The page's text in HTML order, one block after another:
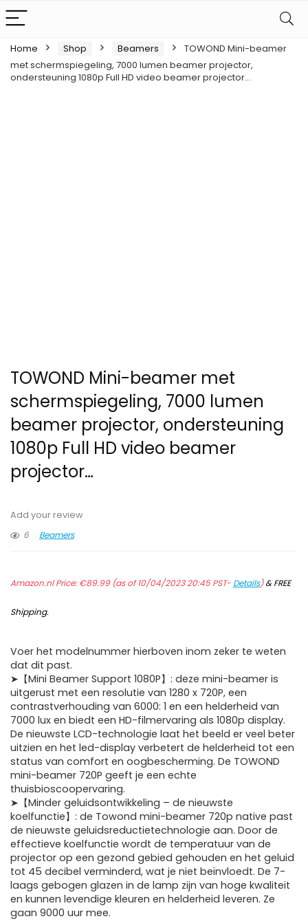
Home Shop Beamers
TOWOND Mini-beamer
met schermspiegeling, 7000 lumen beamer projector,
ondersteuning 1080p Full HD video beamer projector…
TOWOND Mini-beamer met
schermspiegeling, 7000 lumen
beamer projector, ondersteuning
1080p Full HD video beamer
projector…
Add your review
6
Beamers
Amazon.nl Price:€89.99(as of 10/04/2023 20:45 PST- Details)&FREE
Shipping.
Voer het modelnummer hierboven inom zeker te weten
dat dit past.
➤【Mini Beamer Support 1080P】: deze mini-beamer is
uitgerust met een resolutie van 1280 x 720P, een
contrastverhouding van 6000: 1 en een helderheid van
7000 lux en biedt een HD-filmervaring als 1080p display.
De nieuwste LCD-technologie laat het beeld er veel beter
uitzien en het led-display verbetert de helderheid tot een
status van comfort en oogbescherming. De TOWOND
mini-beamer 720P geeft je een echte
thuisbioscoopervaring.
➤【Minder geluidsontwikkeling – de nieuwste
koelfunctie】: de Towond mini-beamer 720p native past
de nieuwste geluidsreductietechnologie aan. Door de
effectieve koelfunctie wordt de temperatuur van de
projector op een gezond gebied gehouden en het geluid
tot 45 decibel verminderd, wat je niet beïnvloedt. De 7-
laags gebogen glazen in de lamp zijn van hoge kwaliteit
en kunnen levendige kleuren en helderheid leveren. Ze
gaan 9000 uur mee.